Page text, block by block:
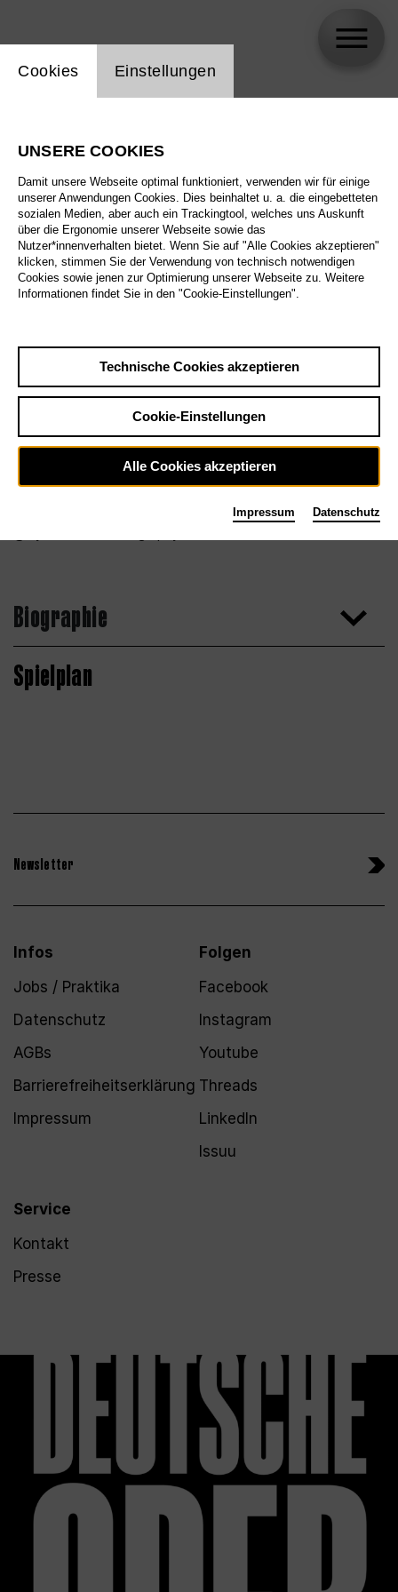
Biographie
Spielplan
Newsletter
Infos
Jobs / Praktika
Datenschutz
AGBs
Barrierefreiheitserklärung
Impressum
Service
Kontakt
Presse
Folgen
Facebook
Instagram
Youtube
Threads
LinkedIn
Issuu
Einstellung Website Cookie
Cookies Einstellungen
UNSERE COOKIES
Damit unsere Webseite optimal funktioniert, verwenden wir für einige
unserer Anwendungen Cookies. Dies beinhaltet u. a. die eingebetteten
sozialen Medien, aber auch ein Trackingtool, welches uns Auskunft
über die Ergonomie unserer Webseite sowie das
Nutzer*innenverhalten bietet. Wenn Sie auf "Alle Cookies akzeptieren"
klicken, stimmen Sie der Verwendung von technisch notwendigen
Cookies sowie jenen zur Optimierung unserer Webseite zu. Weitere
Informationen findet Sie in den "Cookie-Einstellungen".
Technische Cookies akzeptieren
Cookie-Einstellungen
Alle Cookies akzeptieren
Impressum Datenschutz